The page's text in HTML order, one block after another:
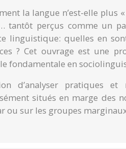
la langue n’est-elle plus «
tantôt perçus comme un
linguistique: quelles en
? Cet ouvrage est une
fondamentale en
d’analyser pratiques et
situés en marge des
ou sur les groupes